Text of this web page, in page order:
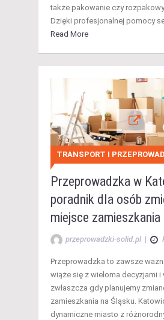
także pakowanie czy
Dzięki profesjonalnej pomocy
Read More
TRANSPORT I
Przeprowadzka w
poradnik dla osób
miejsce zamieszkania
przeprowadzki-solid.pl |
Przeprowadzka to zawsze
wiąże się z wieloma decyzjami i
zwłaszcza gdy planujemy
zamieszkania na Śląsku.
dynamiczne miasto z